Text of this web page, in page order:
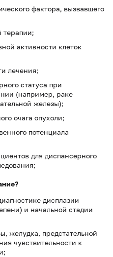
фактора, вызвавшего
терапии;
активности клеток
лечения;
статуса при
(например, раке
железы);
очага опухоли;
потенциала
для диспансерного
дисплазии
и начальной стадии
желудка, предстательной
чувствительности к